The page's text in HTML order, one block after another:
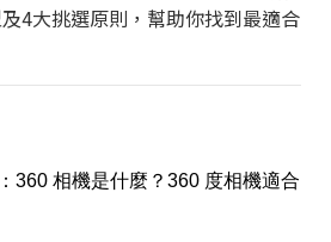
4大挑選原則，幫助你找到最適合
360 相機是什麼？360 度相機適合